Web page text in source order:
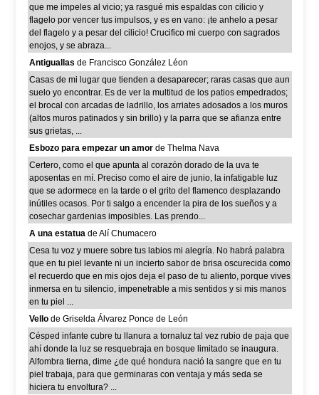
que me impeles al vicio; ya rasgué mis espaldas con cilicio y
flagelo por vencer tus impulsos, y es en vano: ¡te anhelo a pesar
del flagelo y a pesar del cilicio! Crucifico mi cuerpo con sagrados
enojos, y se abraza...
Antiguallas de Francisco González Léon
Casas de mi lugar que tienden a desaparecer; raras casas que aun
suelo yo encontrar. Es de ver la multitud de los patios empedrados;
el brocal con arcadas de ladrillo, los arriates adosados a los muros
(altos muros patinados y sin brillo) y la parra que se afianza entre
sus grietas, ...
Esbozo para empezar un amor de Thelma Nava
Certero, como el que apunta al corazón dorado de la uva te
aposentas en mí. Preciso como el aire de junio, la infatigable luz
que se adormece en la tarde o el grito del flamenco desplazando
inútiles ocasos. Por ti salgo a encender la pira de los sueños y a
cosechar gardenias imposibles. Las prendo...
A una estatua de Alí Chumacero
Cesa tu voz y muere sobre tus labios mi alegría. No habrá palabra
que en tu piel levante ni un incierto sabor de brisa oscurecida como
el recuerdo que en mis ojos deja el paso de tu aliento, porque vives
inmersa en tu silencio, impenetrable a mis sentidos y si mis manos
en tu piel ...
Vello de Griselda Álvarez Ponce de León
Césped infante cubre tu llanura a tornaluz tal vez rubio de paja que
ahí donde la luz se resquebraja en bosque limitado se inaugura.
Alfombra tierna, dime ¿de qué hondura nació la sangre que en tu
piel trabaja, para que germinaras con ventaja y más seda se
hiciera tu envoltura? ...